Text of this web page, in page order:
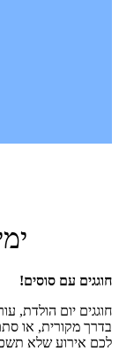
חוגגים עם סוסים!
חוגגים יום הולדת,
בדרך מקורית, או
לכם אירוע שלא